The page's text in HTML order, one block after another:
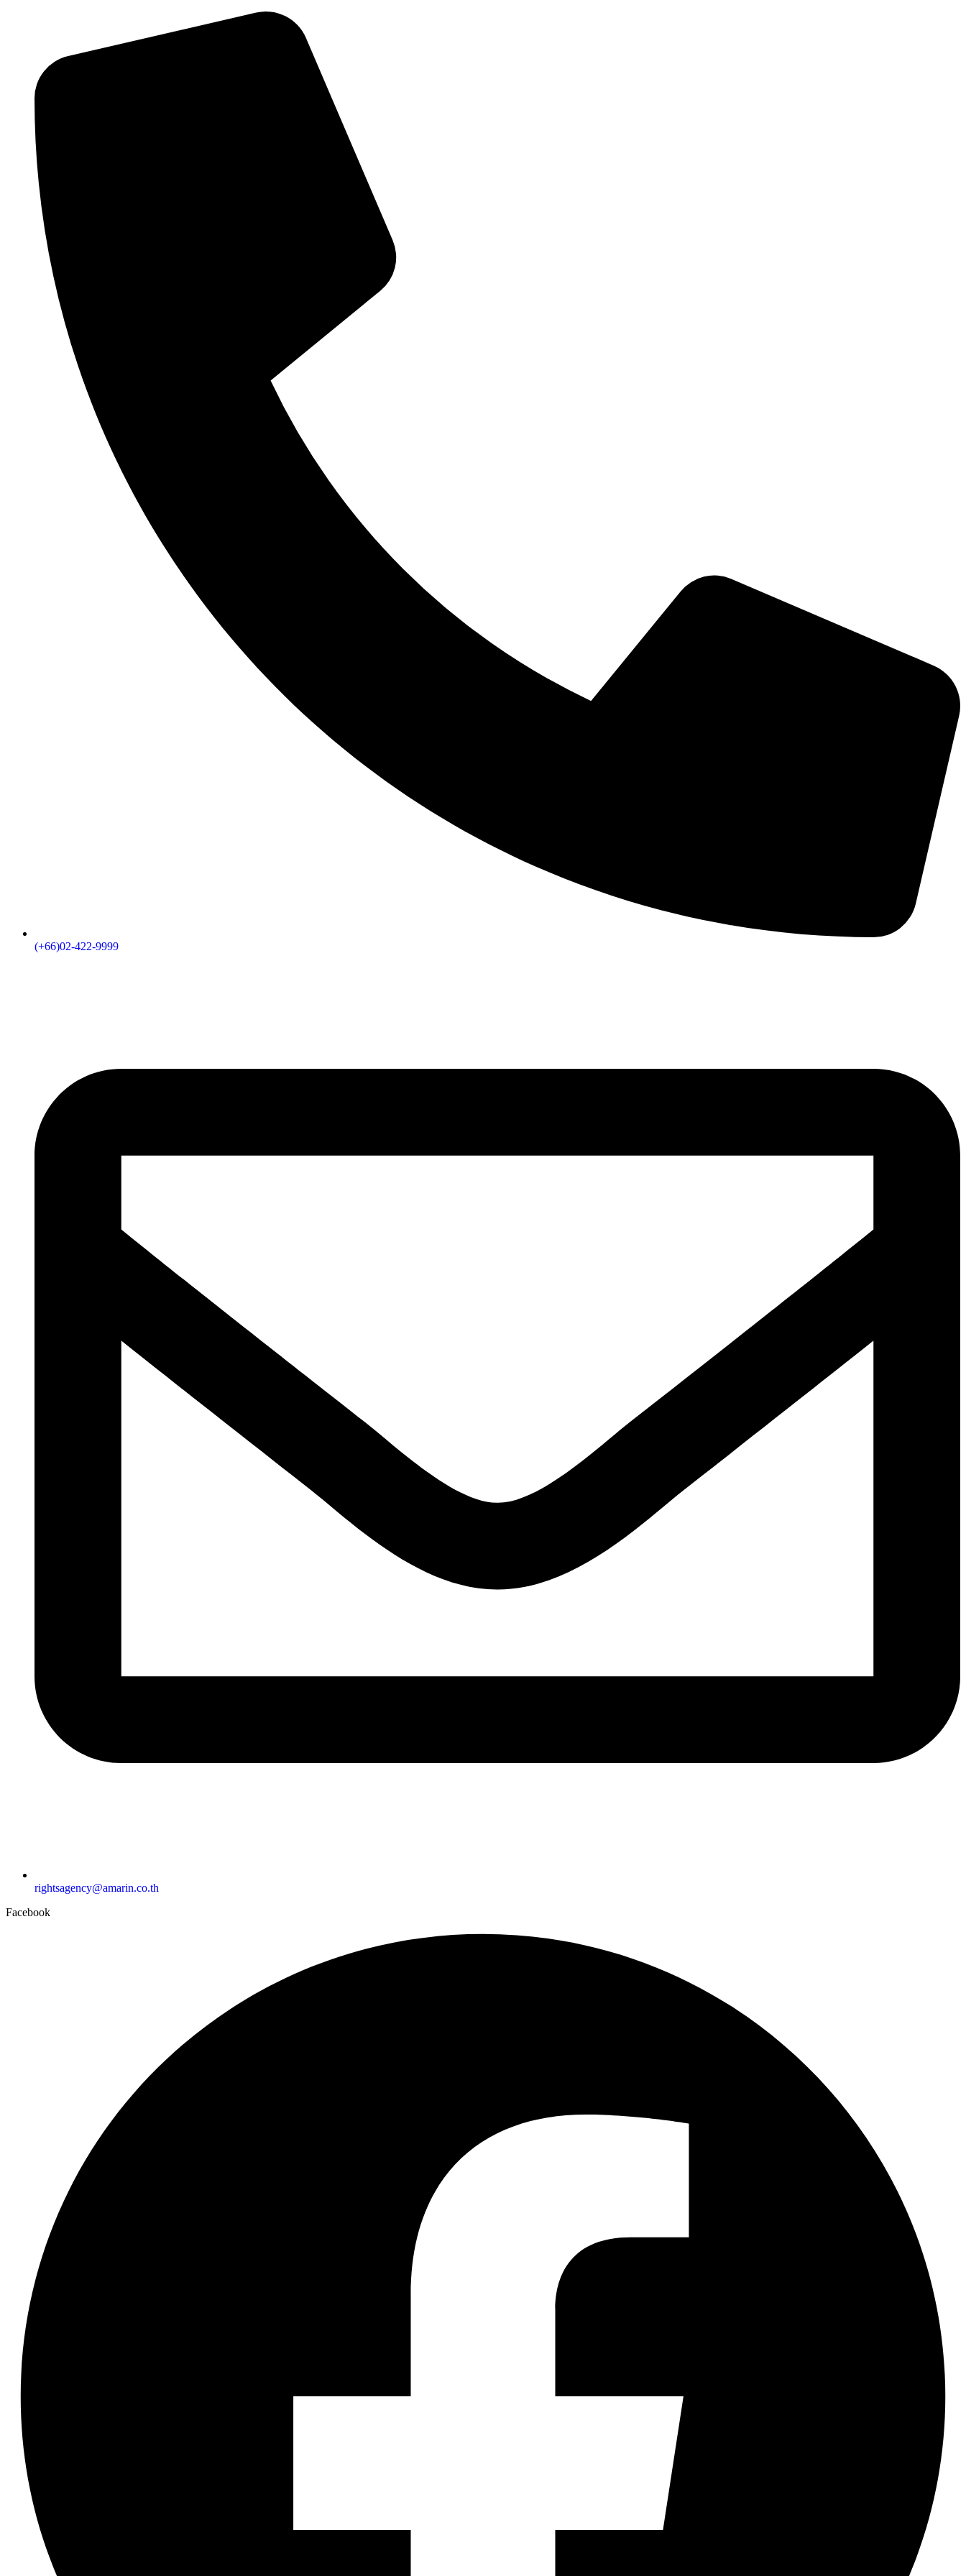
(+66)02-422-9999
rightsagency@amarin.co.th
Facebook